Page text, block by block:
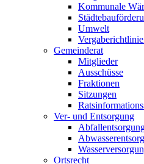
Kommunale
Umwelt
Gemeinderat
Mitglieder
Ausschüsse
Fraktionen
Sitzungen
Ver- und Entsorgung
Ortsrecht